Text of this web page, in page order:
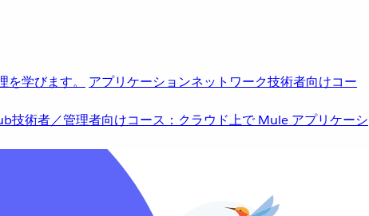
学びます。 アプリケーションネットワーク技術者向けコー
技術者／管理者向けコース：クラウド上で Mule アプリケーシ